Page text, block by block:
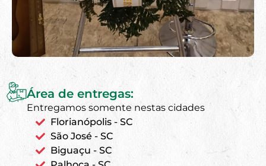
Área de entregas:
Entregamos somente nestas cidades
Florianópolis - SC
São José - SC
Biguaçu - SC